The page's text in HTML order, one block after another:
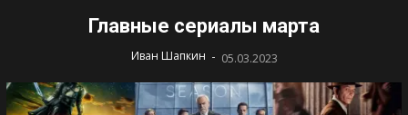
Главные сериалы марта
Иван Шапкин - 05.03.2023